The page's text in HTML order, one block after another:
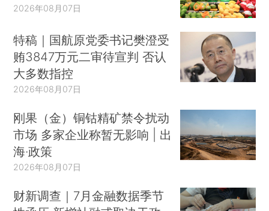
2026年08月07日
特稿｜国航原党委书记樊澄受
贿3847万元二审待宣判 否认
大多数指控
2026年08月07日
刚果（金）铜钴精矿禁令扰动
市场 多家企业称暂无影响 | 出
海·政策
2026年08月07日
财新调查｜7月金融数据季节